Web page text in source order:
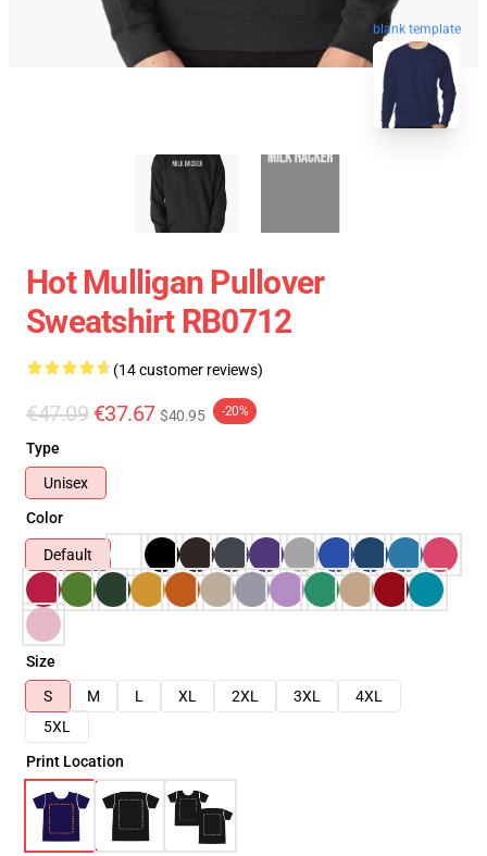
blank template
Hot Mulligan Pullover
Sweatshirt RB0712
(14 customer reviews)
€47.09 €37.67 $40.95 -20%
Type
Unisex
Color
Default
Size
S
M L XL 2XL 3XL
4XL
5XL
Print Location